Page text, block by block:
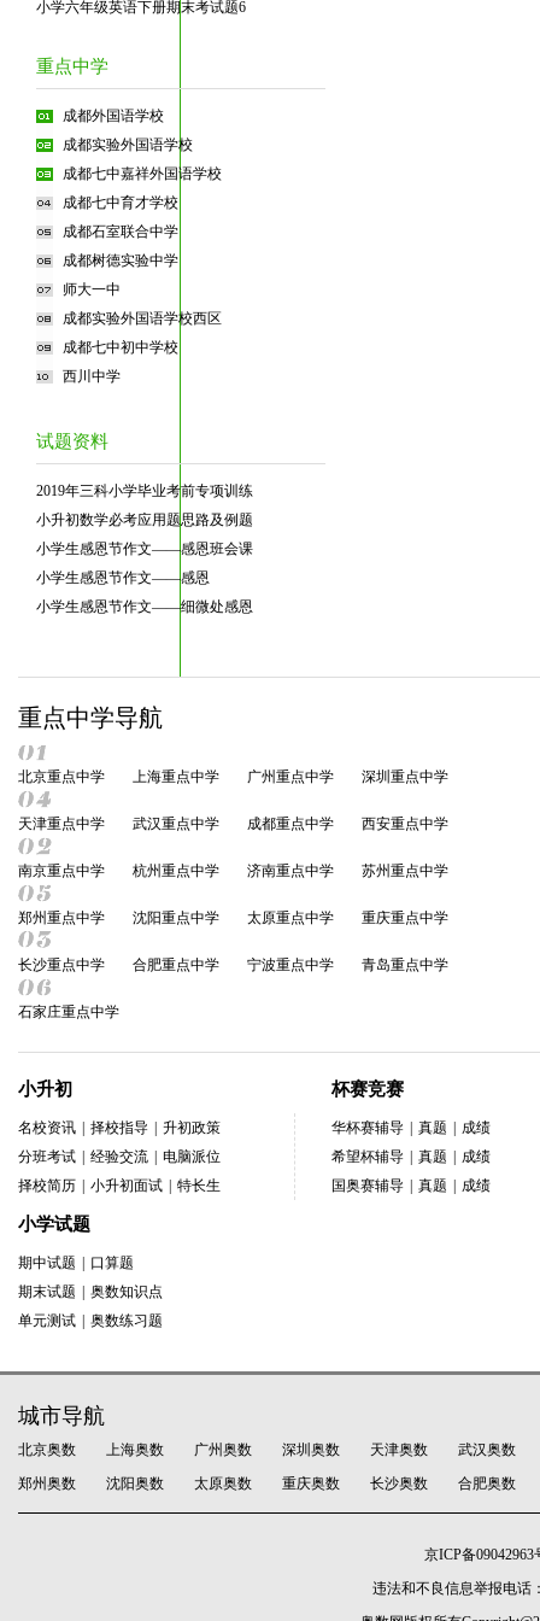
小学六年级英语下册期末考试题6
重点中学
成都外国语学校
成都实验外国语学校
成都七中嘉祥外国语学校
成都七中育才学校
成都石室联合中学
成都树德实验中学
师大一中
成都实验外国语学校西区
成都七中初中学校
西川中学
试题资料
2019年三科小学毕业考前专项训练
小升初数学必考应用题思路及例题
小学生感恩节作文——感恩班会课
小学生感恩节作文——感恩
小学生感恩节作文——细微处感恩
重点中学导航
北京重点中学 上海重点中学 广州重点中学 深圳重点中学
天津重点中学 武汉重点中学 成都重点中学 西安重点中学
南京重点中学 杭州重点中学 济南重点中学 苏州重点中学
郑州重点中学 沈阳重点中学 太原重点中学 重庆重点中学
长沙重点中学 合肥重点中学 宁波重点中学 青岛重点中学
石家庄重点中学
小升初
名校资讯 择校指导
升初政策
分班考试
经验交流
电脑派位
择校简历
小升初面试 特长生
杯赛竞赛
华杯赛辅导 真题
成绩
希望杯辅导
真题
成绩
国奥赛辅导
真题 成绩
小学试题
期中试题
口算题
期末试题
奥数知识点
单元测试
奥数练习题
城市导航
北京奥数 上海奥数 广州奥数 深圳奥数 天津奥数
武汉奥数
郑州奥数
沈阳奥数 太原奥数 重庆奥数 长沙奥数 合肥奥数
京ICP备09042963
违法和不良信息举报电话